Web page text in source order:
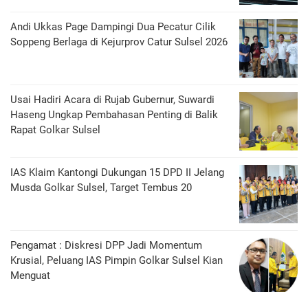
Andi Ukkas Page Dampingi Dua Pecatur Cilik
Soppeng Berlaga di Kejurprov Catur Sulsel 2026
Usai Hadiri Acara di Rujab Gubernur, Suwardi
Haseng Ungkap Pembahasan Penting di Balik
Rapat Golkar Sulsel
IAS Klaim Kantongi Dukungan 15 DPD II Jelang
Musda Golkar Sulsel, Target Tembus 20
Pengamat : Diskresi DPP Jadi Momentum
Krusial, Peluang IAS Pimpin Golkar Sulsel Kian
Menguat